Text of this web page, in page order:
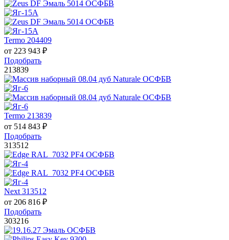
Termo 204409
от 223 943 ₽
Подобрать
213839
Termo 213839
от 514 843 ₽
Подобрать
313512
Next 313512
от 206 816 ₽
Подобрать
303216